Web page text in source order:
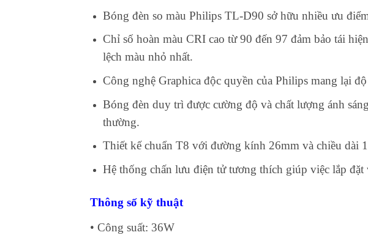
Bóng đèn so màu Philips TL-D90 sở hữu nhiều ưu
Chỉ số hoàn màu CRI cao từ 90 đến 97 đảm bảo tái
lệch màu nhỏ nhất.
Công nghệ Graphica độc quyền của Philips mang lại
Bóng đèn duy trì được cường độ và chất lượng ánh
thường.
Thiết kế chuẩn T8 với đường kính 26mm và chiều dài
Hệ thống chấn lưu điện tử tương thích giúp việc lắp
Thông số kỹ thuật
• Công suất: 36W